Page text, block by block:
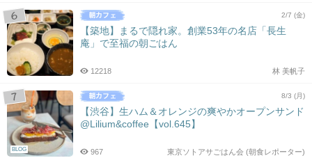
2/7 (金)
【築地】まるで隠れ家。創業53年の名店「長生
庵」で至福の朝ごはん
林 美帆子
12218
BLOG
8/3 (月)
【渋谷】生ハム＆オレンジの爽やかオープンサンド
@Lilium&coffee【vol.645】
東京ソトアサごはん会 (朝食レポーター)
967